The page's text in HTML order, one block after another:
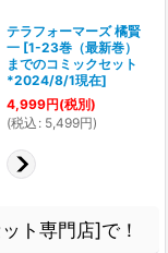
テラフォーマーズ 橘賢
一 [1-23巻（最新巻）
までのコミックセット
*2024/8/1現在]
4,999円(税別)
(税込 : 5,499円)
ト専門店]で！